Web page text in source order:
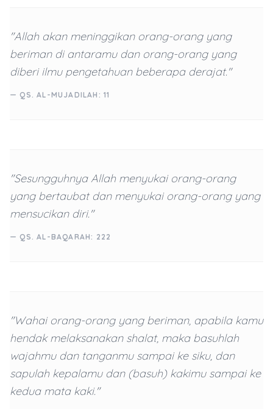
"Allah akan meninggikan orang-orang yang
beriman di antaramu dan orang-orang yang
diberi ilmu pengetahuan beberapa derajat."
— QS. AL-MUJADILAH: 11
"Sesungguhnya Allah menyukai orang-orang
yang bertaubat dan menyukai orang-orang yang
mensucikan diri."
— QS. AL-BAQARAH: 222
"Wahai orang-orang yang beriman, apabila kamu
hendak melaksanakan shalat, maka basuhlah
wajahmu dan tanganmu sampai ke siku, dan
sapulah kepalamu dan (basuh) kakimu sampai ke
kedua mata kaki."